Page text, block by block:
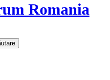
Romania